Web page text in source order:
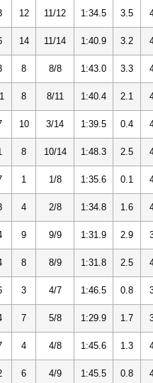
12 11/12 1:34.5 3.5
14 11/14 1:40.9 3.2
8 8/8 1:43.0 3.3
8 8/11 1:40.4 2.1
10 3/14 1:39.5 0.4
8 10/14 1:48.3 2.5
1 1/8 1:35.6 0.1
4 2/8 1:34.8 1.6
9 9/9 1:31.9 2.9
8 8/9 1:31.8 2.5
3 4/7 1:46.5 0.8
7 5/8 1:29.9 1.7
4 4/8 1:45.6 1.3
6 4/9 1:45.5 0.8